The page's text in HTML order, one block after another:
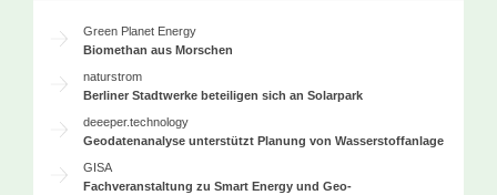
Green Planet Energy
Biomethan aus Morschen
naturstrom
Berliner Stadtwerke beteiligen sich an Solarpark
deeeper.technology
Geodatenanalyse unterstützt Planung von Wasserstoffanlage
GISA
Fachveranstaltung zu Smart Energy und Geo-